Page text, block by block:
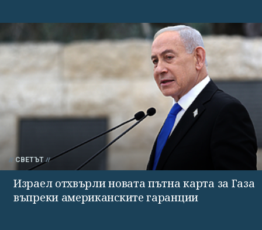
СВЕТЪТ
Израел отхвърли новата пътна карта за Газа
въпреки американските гаранции